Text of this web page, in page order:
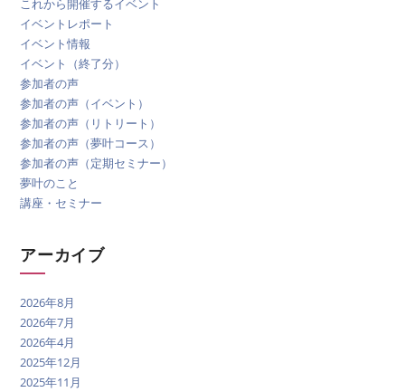
これから開催するイベント
イベントレポート
イベント情報
イベント（終了分）
参加者の声
参加者の声（イベント）
参加者の声（リトリート）
参加者の声（夢叶コース）
参加者の声（定期セミナー）
夢叶のこと
講座・セミナー
アーカイブ
2026年8月
2026年7月
2026年4月
2025年12月
2025年11月